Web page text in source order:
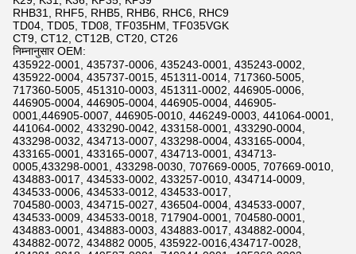
RHB31, RHF5, RHB5, RHB6, RHC6, RHC9
TD04, TD05, TD08, TF035HM, TF035VGK
CT9, CT12, CT12B, CT20, CT26
निम्नानुसार OEM:
435922-0001, 435737-0006, 435243-0001, 435243-0002,
435922-0004, 435737-0015, 451311-0014, 717360-5005,
717360-5005, 451310-0003, 451311-0002, 446905-0006,
446905-0004, 446905-0004, 446905-0004, 446905-
0001,446905-0007, 446905-0010, 446249-0003, 441064-0001,
441064-0002, 433290-0042, 433158-0001, 433290-0004,
433298-0032, 434713-0007, 433298-0004, 433165-0004,
433165-0001, 433165-0007, 434713-0001, 434713-
0005,433298-0001, 433298-0030, 707669-0005, 707669-0010,
434883-0017, 434533-0002, 433257-0010, 434714-0009,
434533-0006, 434533-0012, 434533-0017,
704580-0003, 434715-0027, 436504-0004, 434533-0007,
434533-0009, 434533-0018, 717904-0001, 704580-0001,
434883-0001, 434883-0003, 434883-0017, 434882-0004,
434882-0072, 434882 0005, 435922-0016,434717-0028,